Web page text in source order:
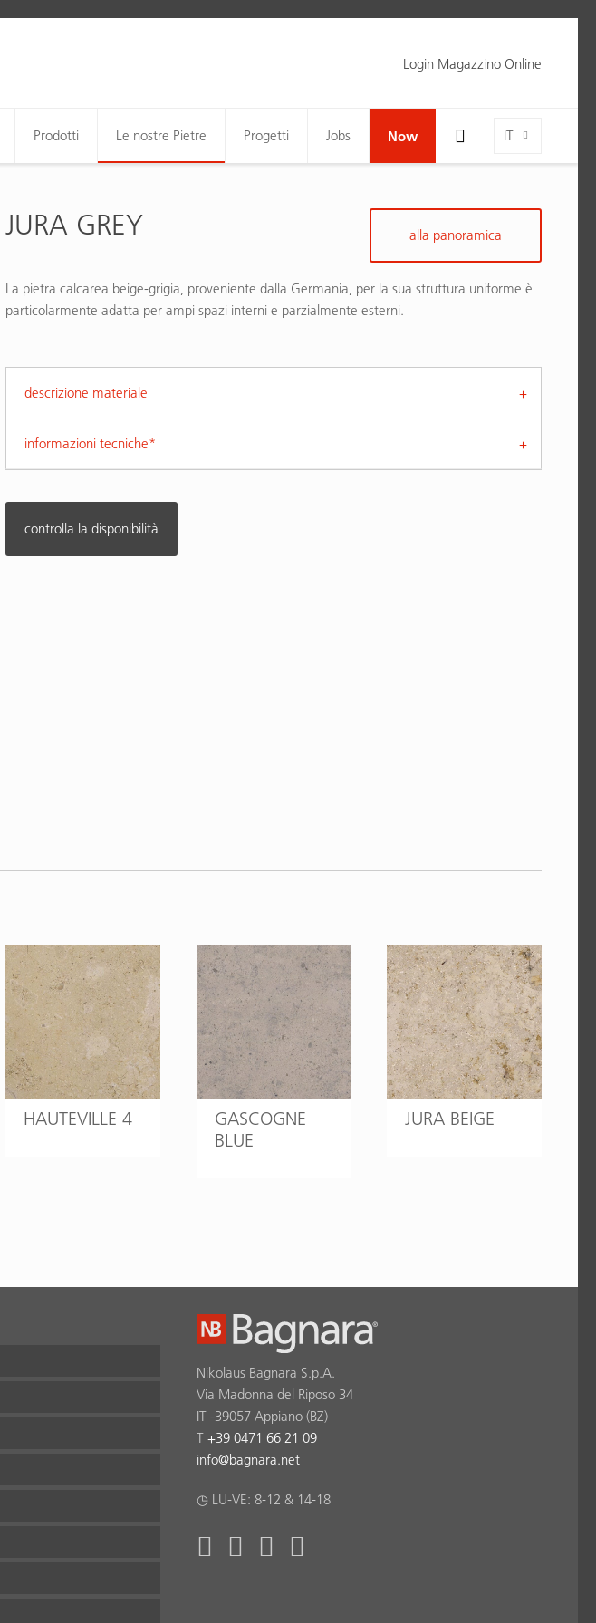
Login Magazzino Online
IT
Toggle Search Bar Visibility For Wide Screens
Prodotti Le nostre Pietre Progetti Jobs Now
JURA GREY
La pietra calcarea beige-grigia, proveniente dalla Germania, per la sua struttura uniforme è
particolarmente adatta per ampi spazi interni e parzialmente esterni.
alla panoramica
descrizione materiale
informazioni tecniche*
controlla la disponibilità
HAUTEVILLE 4
GASCOGNE
BLUE
JURA BEIGE
Nikolaus Bagnara S.p.A.
Via Madonna del Riposo 34
IT -39057 Appiano (BZ)
T +39 0471 66 21 09
info@bagnara.net
◷ LU-VE: 8-12 & 14-18